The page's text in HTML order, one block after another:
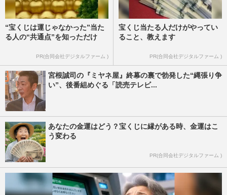
“宝くじは運じゃなかった”当た
る人の“共通点”を知っただけ
PR(合同会社デジタルファーム )
宝くじ当たる人だけがやってい
ること、教えます
PR(合同会社デジタルファーム )
宮根誠司の『ミヤネ屋』終幕の裏で勃発した“縄張り争
い”、後番組めぐる「読売テレビ...
あなたの金運はどう？宝くじに縁がある時、金運はこ
う変わる
PR(合同会社デジタルファーム )